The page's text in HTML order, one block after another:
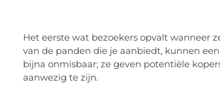
Het eerste wat bezoekers opvalt wanneer
van de panden die je aanbiedt, kunnen
bijna onmisbaar; ze geven potentiële
aanwezig te zijn.